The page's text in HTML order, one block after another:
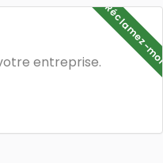
entreprise.